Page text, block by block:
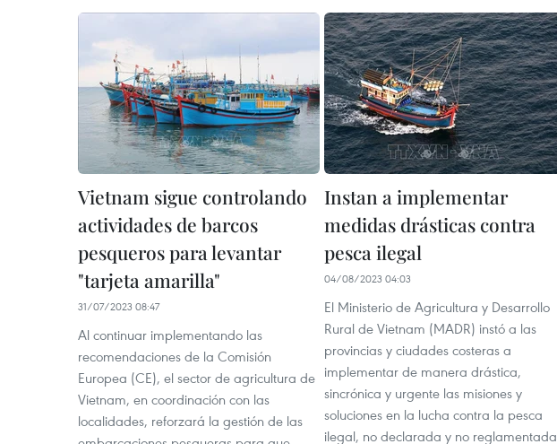
Vietnam sigue controlando
actividades de barcos
pesqueros para levantar
"tarjeta amarilla"
31/07/2023 08:47
Al continuar implementando las
recomendaciones de la Comisión
Europea (CE), el sector de agricultura de
Vietnam, en coordinación con las
localidades, reforzará la gestión de las
Instan a implementar
medidas drásticas contra
pesca ilegal
04/08/2023 04:03
El Ministerio de Agricultura y Desarrollo
Rural de Vietnam (MADR) instó a las
provincias y ciudades costeras a
implementar de manera drástica,
sincrónica y urgente las misiones y
soluciones en la lucha contra la pesca
ilegal, no declarada y no reglamentada